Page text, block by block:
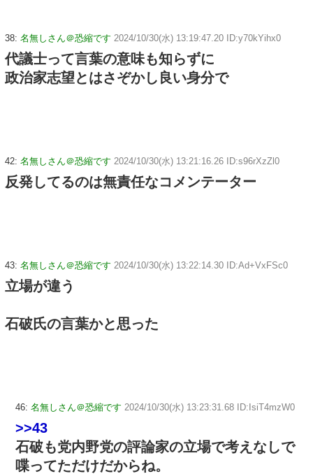
38: 名無しさん＠恐縮です 2024/10/30(水) 13:19:47.20 ID:y70kYihx0
代議士って言葉の意味も知らずに
政治家志望とはさぞかし良い身分で
42: 名無しさん＠恐縮です 2024/10/30(水) 13:21:16.26 ID:s96rXzZl0
反発してるのは無責任なコメンテーター
43: 名無しさん＠恐縮です 2024/10/30(水) 13:22:14.30 ID:Ad+VxFSc0
立場が違う
石破氏の言葉かと思った
46: 名無しさん＠恐縮です 2024/10/30(水) 13:23:31.68 ID:IsiT4mzW0
>>43
石破も党内野党の評論家の立場で考えなしで
喋ってただけだからね。